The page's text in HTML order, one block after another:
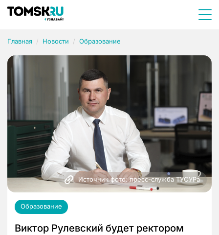
Главная Новости Образование
Источник фото: пресс-служба ТУСУРа
Образование
Виктор Рулевский будет ректором